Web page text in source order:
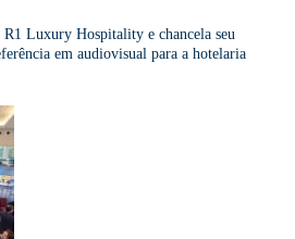
R1 Luxury Hospitality e chancela seu
em audiovisual para a hotelaria